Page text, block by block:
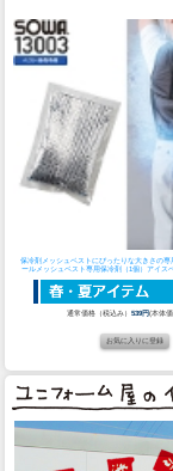
保冷剤メッシュベストにぴったりな大きさの専
ールメッシュベスト専用保冷剤（1個）アイス
通常価格（税込み）539円(本体